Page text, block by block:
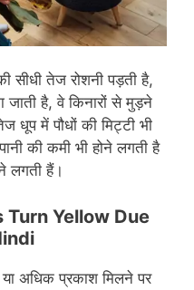
सीधी तेज रोशनी पड़ती है,
जाती है, वे किनारों से मुड़ने
में पौधों की मिट्टी भी
की कमी भी होने लगती है
लगती हैं।
Turn Yellow Due
अधिक प्रकाश मिलने पर